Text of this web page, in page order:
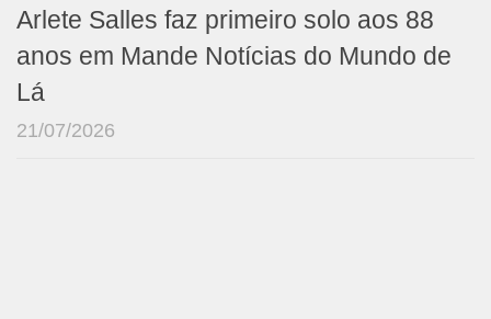
Arlete Salles faz primeiro solo aos 88
anos em Mande Notícias do Mundo de
Lá
21/07/2026